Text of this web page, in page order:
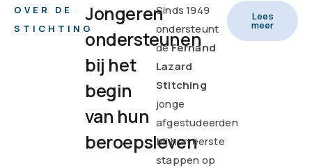
OVER DE
STICHTING
Jongeren
ondersteunen
bij het
begin
van hun
beroepsleven
Sinds 1949
ondersteunt
deFernand
Lazard
Stitching
jonge
afgestudeerden
bij hun eerste
stappen op
Lees
meer